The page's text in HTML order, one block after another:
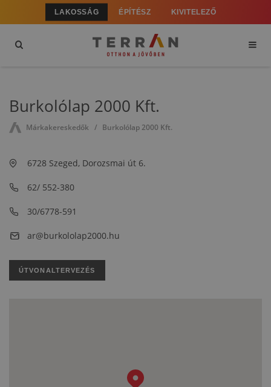
LAKOSSÁG ÉPÍTÉSZ KIVITELEZŐ
Burkolólap 2000 Kft.
Márkakereskedők Burkolólap 2000 Kft.
6728 Szeged, Dorozsmai út 6.
62/ 552-380
30/6778-591
ar@burkololap2000.hu
ÚTVONALTERVEZÉS